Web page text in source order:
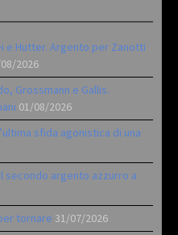
e Hutter. Argento per Zanotti
2026
Grossmann e Gallis.
01/08/2026
sfida agonistica di una
secondo argento azzurro a
tornare 31/07/2026